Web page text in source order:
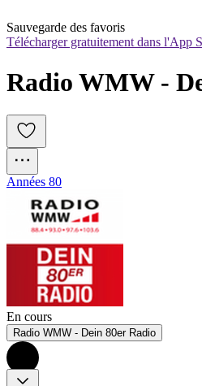
Sauvegarde des favoris
Télécharger gratuitement dans l'App
Radio WMW -
Années 80
En cours
Radio WMW - Dein 80er Radio